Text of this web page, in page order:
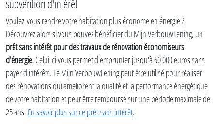
subvention d'intérêt
Voulez-vous rendre votre habitation plus économe en énergie ?
Découvrez alors si vous pouvez bénéficier du Mijn VerbouwLening, un
prêt sans intérêt pour des travaux de rénovation économiseurs
d'énergie. Celui-ci vous permet d'emprunter jusqu'à 60 000 euros sans
payer d'intérêts. Le Mijn VerbouwLening peut être utilisé pour réaliser
des rénovations qui améliorent la qualité et la performance énergétique
de votre habitation et peut être remboursé sur une période maximale de
25 ans. En savoir plus sur ce prêt sans intérêt.